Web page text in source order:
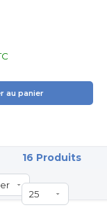
au panier
16 Produits